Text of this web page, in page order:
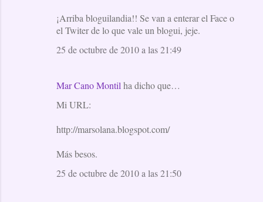
¡Arriba bloguilandia!! Se van a enterar el Face o
el Twiter de lo que vale un blogui, jeje.
25 de octubre de 2010 a las 21:49
Mar Cano Montil ha dicho que…
Mi URL:
http://marsolana.blogspot.com/
Más besos.
25 de octubre de 2010 a las 21:50